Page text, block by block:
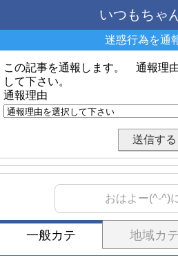
いつもちゃ
迷惑行為を通
この記事を通報します。 通報理
して下さい。
通報理由
おはよー(^-^)
一般カテ 地域カテ